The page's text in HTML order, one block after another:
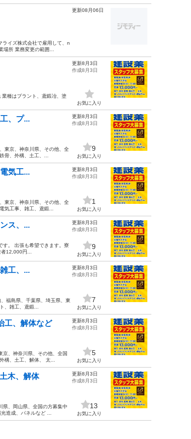
ライズ株式会社で雇用して、n
所 業務変更の範囲...
更新08月06日
種はプラント、鳶鍛冶、塗
更新8月3日
作成8月3日
お気に入り
、プ...
東京、神奈川県、その他、全
骨、外構、土工、...
更新8月3日
作成8月3日
9
お気に入り
気工...
東京、神奈川県、その他、全
気工事、雑工、鳶鍛...
更新8月3日
作成8月3日
1
お気に入り
ス、...
す。 出張も希望できます。寮
12,000円...
更新8月3日
作成8月3日
9
お気に入り
工、...
福島県、千葉県、埼玉県、東
、雑工、鳶鍛...
更新8月3日
作成8月3日
7
お気に入り
工、解体など
、神奈川県、その他、全国
構、土工、解体、 太...
更新8月3日
作成8月3日
5
お気に入り
木、解体
県、岡山県、全国の方募集中
造成、パネルなど ...
更新8月3日
作成8月3日
13
お気に入り